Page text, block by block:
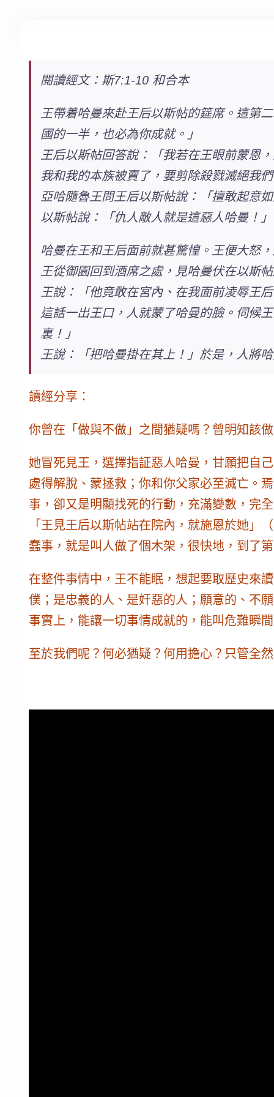
閱讀經文：斯7:1-10 和合本
王帶着哈曼來赴王后以斯帖的筵席。這第
國的一半，也必為你成就。」
王后以斯帖回答說：「我若在王眼前蒙恩
我和我的本族被賣了，要剪除殺戮滅絕我
亞哈隨魯王問王后以斯帖說：「擅敢起意
以斯帖說：「仇人敵人就是這惡人哈曼！」
哈曼在王和王后面前就甚驚惶。王便大怒
王從御園回到酒席之處，見哈曼伏在以斯
王說：「他竟敢在宮內、在我面前凌辱王
這話一出王口，人就蒙了哈曼的臉。伺候
裏！」
王說：「把哈曼掛在其上！」於是，人將
讀經分享：
你曾在「做與不做」之間猶疑嗎？曾明知該
她冒死見王，選擇指証惡人哈曼，甘願把自
處得解脫、蒙拯救；你和你父家必至滅亡。
事 ，卻又是明顯找死的行動，充滿變數，完
「王見王后以斯帖站在院內，就施恩於她」
蠢事 ，就是叫人做了個木架，很快地，到了
在整件事情中，王不能眠，想起要取歷史來
僕；是忠義的人、是奸惡的人；願意的、不
事實上，能讓一切事情成就的，能叫危難瞬
至於我們呢？何必猶疑？何用擔心？只管全